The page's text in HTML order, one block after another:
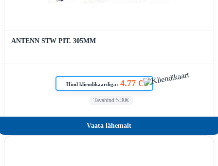
ANTENN STW PIT. 305MM
Hind kliendikaardiga: 4.77 €
Tavahind 5.30€
Vaata lähemalt